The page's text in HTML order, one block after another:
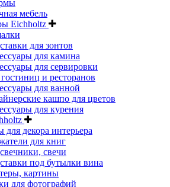
мебель
Eichholtz
для зонтов
для камина
для сервировки
и ресторанов
для ванной
кашпо для цветов
для курения
для декора интерьера
для книг
свечи
под бутылки вина
картины
для фотографий